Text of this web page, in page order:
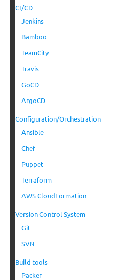
CI/CD
Jenkins
Bamboo
TeamCity
Travis
GoCD
ArgoCD
Configuration/Orchestration
Ansible
Chef
Puppet
Terraform
AWS CloudFormation
Version Control System
Git
SVN
Build tools
Packer